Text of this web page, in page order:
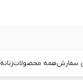
سفارشهمه محصولاتزنانه